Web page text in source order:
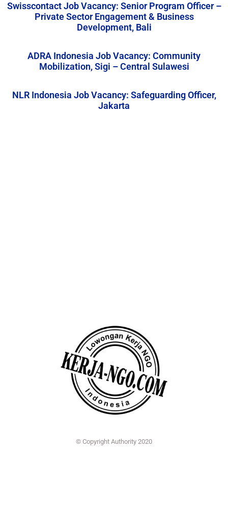
Swisscontact Job Vacancy: Senior Program Officer –
Private Sector Engagement & Business
Development, Bali
ADRA Indonesia Job Vacancy: Community
Mobilization, Sigi – Central Sulawesi
NLR Indonesia Job Vacancy: Safeguarding Officer,
Jakarta
© Copyright Authority 2020